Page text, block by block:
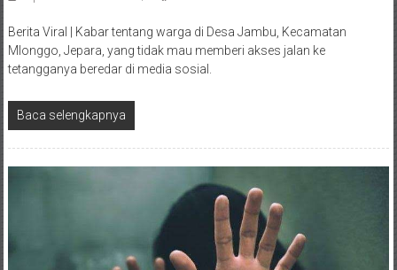
Berita Viral | Kabar tentang warga di Desa Jambu, Kecamatan
Mlonggo, Jepara, yang tidak mau memberi akses jalan ke
tetangganya beredar di media sosial.
Baca selengkapnya